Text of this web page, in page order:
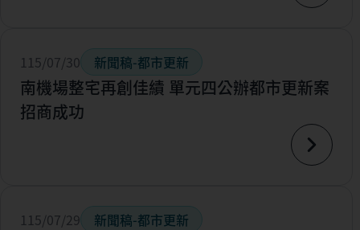
115/07/30 新聞稿-都市更新
南機場整宅再創佳績 單元四公辦都市更新案
招商成功
115/07/29 新聞稿-都市更新